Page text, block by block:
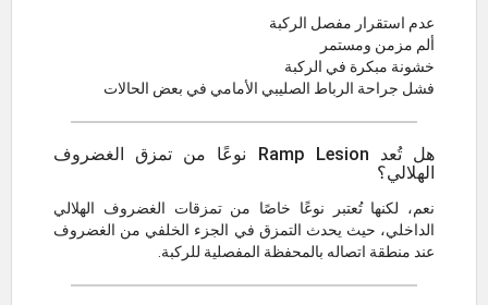
عدم استقرار مفصل الركبة
ألم مزمن ومستمر
خشونة مبكرة في الركبة
فشل جراحة الرباط الصليبي الأمامي في بعض الحالات
هل تُعد Ramp Lesion نوعًا من تمزق الغضروف
الهلالي؟
نعم، لكنها تُعتبر نوعًا خاصًا من تمزقات الغضروف الهلالي
الداخلي، حيث يحدث التمزق في الجزء الخلفي من الغضروف
عند منطقة اتصاله بالمحفظة المفصلية للركبة.